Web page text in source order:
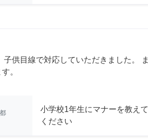
子供目線で対応していただきました。 ま
。
小学校1年生にマナーを教えて
ください